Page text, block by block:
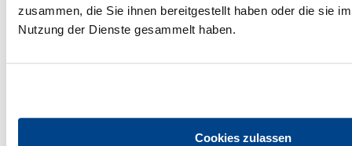
zusammen, die Sie ihnen bereitgestellt haben oder die sie
Nutzung der Dienste gesammelt haben.
Cookies zulassen